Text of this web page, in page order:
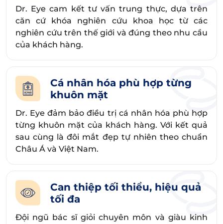
Dr. Eye cam kết tư vấn trung thực, dựa trên
căn cứ khóa nghiên cứu khoa học từ các
nghiên cứu trên thế giới và đúng theo nhu cầu
của khách hàng.
Cá nhân hóa phù hợp từng
khuôn mặt
Dr. Eye đảm bảo điều trị cá nhân hóa phù hợp
từng khuôn mặt của khách hàng. Với kết quả
sau cùng là đôi mắt đẹp tự nhiên theo chuẩn
Châu Á và Việt Nam.
Can thiệp tối thiểu, hiệu quả
tối đa
Đội ngũ bác sĩ giỏi chuyên môn và giàu kinh